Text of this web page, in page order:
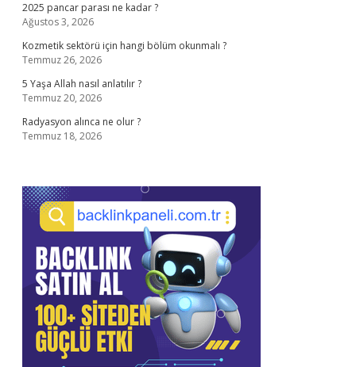
2025 pancar parası ne kadar ?
Ağustos 3, 2026
Kozmetik sektörü için hangi bölüm okunmalı ?
Temmuz 26, 2026
5 Yaşa Allah nasıl anlatılır ?
Temmuz 20, 2026
Radyasyon alınca ne olur ?
Temmuz 18, 2026